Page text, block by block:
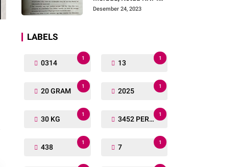
Riau: "Periksa, Tangkap
Desember 24, 2023
LABELS
0314
1
13
1
20 GRAM
1
2025
1
30 KG
1
3452 PERSONIL
1
438
1
7
1